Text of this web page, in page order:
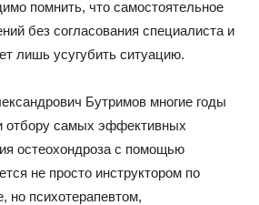
помнить, что самостоятельное
без согласования специалиста и
лишь усугубить ситуацию.
Бутримов многие годы
отбору самых эффективных
остеохондроза с помощью
не просто инструктором по
но психотерапевтом,